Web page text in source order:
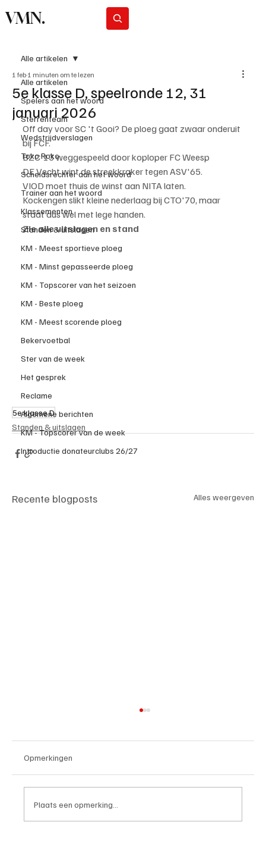
VMN.
Alle artikelen
Spelers aan het woord
Sterrenteam
Wedstrijdverslagen
Toko Roko
Scheidsrechter aan het woord
Trainer aan het woord
Klassementen
Standen & uitslagen
KM - Meest sportieve ploeg
KM - Minst gepasseerde ploeg
KM - Topscorer van het seizoen
KM - Beste ploeg
KM - Meest scorende ploeg
Bekervoetbal
Ster van de week
Het gesprek
Reclame
Algemene berichten
KM - Topscorer van de week
Introductie donateurclubs 26/27
Alle artikelen
5e klasse D, speelronde 12, 31
januari 2026
1 feb 1 minuten om te lezen
Off day voor SC 't Gooi? De ploeg gaat zwaar onderuit
bij FCF.
BZC'13 weggespeeld door koploper FC Weesp
DE Vecht wint de streekkraker tegen ASV'65.
VIOD moet thuis de winst aan NITA laten.
Kockengen slikt kleine nederlaag bij CTO'70, maar
staat dus wel met lege handen.
Zie alle uitslagen en stand
5e klasse D
Standen & uitslagen
Recente blogposts Alles weergeven
Opmerkingen
Plaats een opmerking...